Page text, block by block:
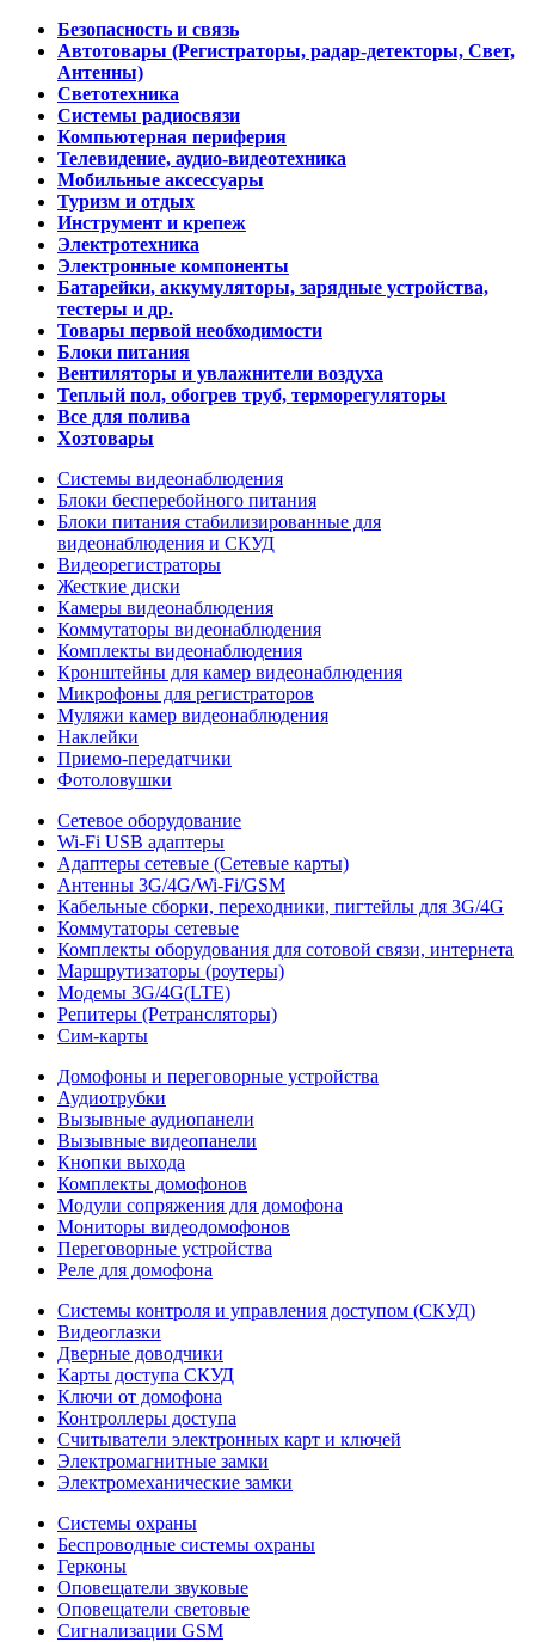
Безопасность и связь
Автотовары (Регистраторы, радар-детекторы, Свет,
Антенны)
Светотехника
Системы радиосвязи
Компьютерная периферия
Телевидение, аудио-видеотехника
Мобильные аксессуары
Туризм и отдых
Инструмент и крепеж
Электротехника
Электронные компоненты
Батарейки, аккумуляторы, зарядные устройства,
тестеры и др.
Товары первой необходимости
Блоки питания
Вентиляторы и увлажнители воздуха
Теплый пол, обогрев труб, терморегуляторы
Все для полива
Хозтовары
Системы видеонаблюдения
Блоки бесперебойного питания
Блоки питания стабилизированные для
видеонаблюдения и СКУД
Видеорегистраторы
Жесткие диски
Камеры видеонаблюдения
Коммутаторы видеонаблюдения
Комплекты видеонаблюдения
Кронштейны для камер видеонаблюдения
Микрофоны для регистраторов
Муляжи камер видеонаблюдения
Наклейки
Приемо-передатчики
Фотоловушки
Сетевое оборудование
Wi-Fi USB адаптеры
Адаптеры сетевые (Сетевые карты)
Антенны 3G/4G/Wi-Fi/GSM
Кабельные сборки, переходники, пигтейлы для 3G/4G
Коммутаторы сетевые
Комплекты оборудования для сотовой связи, интернета
Маршрутизаторы (роутеры)
Модемы 3G/4G(LTE)
Репитеры (Ретрансляторы)
Сим-карты
Домофоны и переговорные устройства
Аудиотрубки
Вызывные аудиопанели
Вызывные видеопанели
Кнопки выхода
Комплекты домофонов
Модули сопряжения для домофона
Мониторы видеодомофонов
Переговорные устройства
Реле для домофона
Системы контроля и управления доступом (СКУД)
Видеоглазки
Дверные доводчики
Карты доступа СКУД
Ключи от домофона
Контроллеры доступа
Считыватели электронных карт и ключей
Электромагнитные замки
Электромеханические замки
Системы охраны
Беспроводные системы охраны
Герконы
Оповещатели звуковые
Оповещатели световые
Сигнализации GSM